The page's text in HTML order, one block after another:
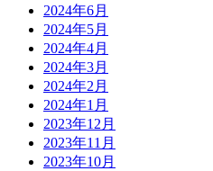
2024年6月
2024年5月
2024年4月
2024年3月
2024年2月
2024年1月
2023年12月
2023年11月
2023年10月